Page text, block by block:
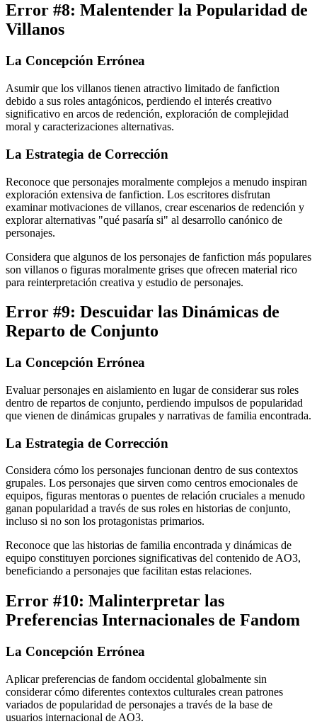
Error #8: Malentender la Popularidad de
Villanos
La Concepción Errónea
Asumir que los villanos tienen atractivo limitado de fanfiction
debido a sus roles antagónicos, perdiendo el interés creativo
significativo en arcos de redención, exploración de complejidad
moral y caracterizaciones alternativas.
La Estrategia de Corrección
Reconoce que personajes moralmente complejos a menudo inspiran
exploración extensiva de fanfiction. Los escritores disfrutan
examinar motivaciones de villanos, crear escenarios de redención y
explorar alternativas "qué pasaría si" al desarrollo canónico de
personajes.
Considera que algunos de los personajes de fanfiction más populares
son villanos o figuras moralmente grises que ofrecen material rico
para reinterpretación creativa y estudio de personajes.
Error #9: Descuidar las Dinámicas de
Reparto de Conjunto
La Concepción Errónea
Evaluar personajes en aislamiento en lugar de considerar sus roles
dentro de repartos de conjunto, perdiendo impulsos de popularidad
que vienen de dinámicas grupales y narrativas de familia encontrada.
La Estrategia de Corrección
Considera cómo los personajes funcionan dentro de sus contextos
grupales. Los personajes que sirven como centros emocionales de
equipos, figuras mentoras o puentes de relación cruciales a menudo
ganan popularidad a través de sus roles en historias de conjunto,
incluso si no son los protagonistas primarios.
Reconoce que las historias de familia encontrada y dinámicas de
equipo constituyen porciones significativas del contenido de AO3,
beneficiando a personajes que facilitan estas relaciones.
Error #10: Malinterpretar las
Preferencias Internacionales de Fandom
La Concepción Errónea
Aplicar preferencias de fandom occidental globalmente sin
considerar cómo diferentes contextos culturales crean patrones
variados de popularidad de personajes a través de la base de
usuarios internacional de AO3.